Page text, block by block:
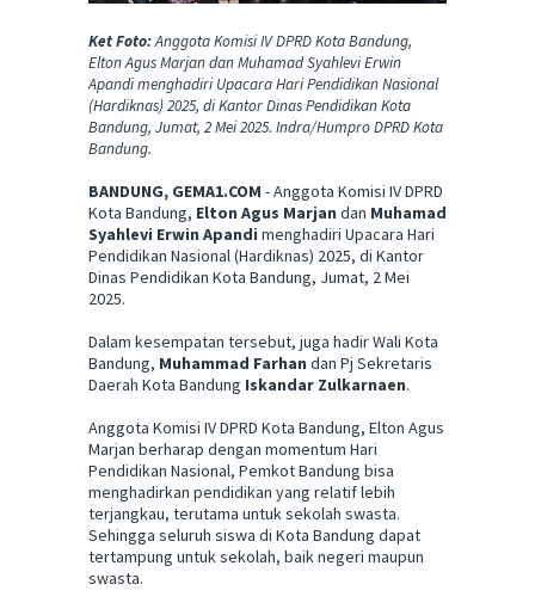
Ket Foto:Anggota Komisi IV DPRD Kota Bandung,
Elton Agus Marjan dan Muhamad Syahlevi Erwin
Apandi menghadiri Upacara Hari Pendidikan Nasional
(Hardiknas) 2025, di Kantor Dinas Pendidikan Kota
Bandung, Jumat, 2 Mei 2025. Indra/Humpro DPRD Kota
Bandung.
BANDUNG, GEMA1.COM - Anggota Komisi IV DPRD
Kota Bandung, Elton Agus Marjan dan Muhamad
Syahlevi Erwin Apandi menghadiri Upacara Hari
Pendidikan Nasional (Hardiknas) 2025, di Kantor
Dinas Pendidikan Kota Bandung, Jumat, 2 Mei
2025.
Dalam kesempatan tersebut, juga hadir Wali Kota
Bandung, Muhammad Farhan dan Pj Sekretaris
Daerah Kota Bandung Iskandar Zulkarnaen.
Anggota Komisi IV DPRD Kota Bandung, Elton Agus
Marjan berharap dengan momentum Hari
Pendidikan Nasional, Pemkot Bandung bisa
menghadirkan pendidikan yang relatif lebih
terjangkau, terutama untuk sekolah swasta.
Sehingga seluruh siswa di Kota Bandung dapat
tertampung untuk sekolah, baik negeri maupun
swasta.